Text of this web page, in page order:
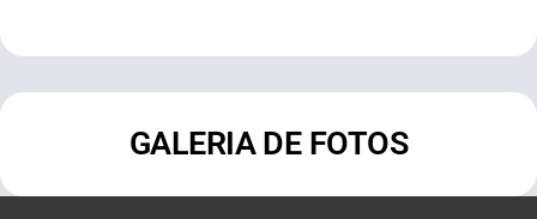
GALERIA DE FOTOS